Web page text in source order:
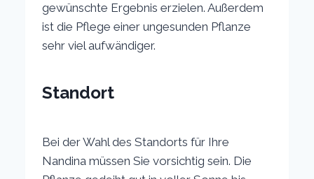
gewünschte Ergebnis erzielen. Außerdem
ist die Pflege einer ungesunden Pflanze
sehr viel aufwändiger.
Standort
Bei der Wahl des Standorts für Ihre
Nandina müssen Sie vorsichtig sein. Die